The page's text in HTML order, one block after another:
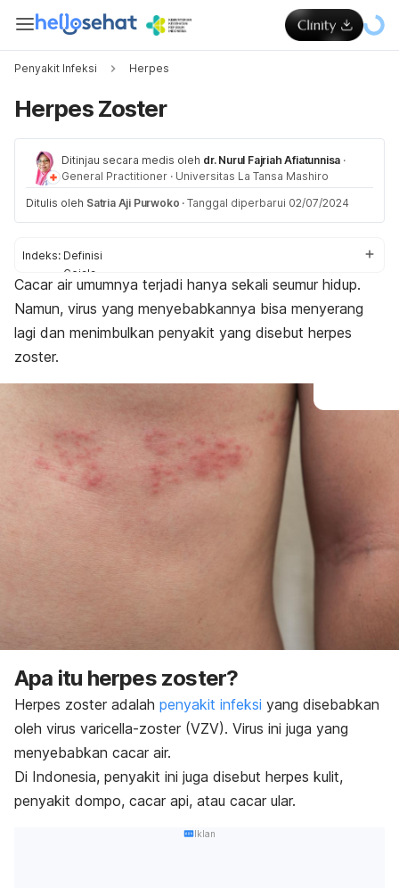
Penyakit Infeksi Herpes
Herpes Zoster
Ditinjau secara medis oleh dr. Nurul Fajriah Afiatunnisa ·
General Practitioner · Universitas La Tansa Mashiro
Ditulis oleh Satria Aji Purwoko · Tanggal diperbarui 02/07/2024
Indeks: Definisi
Gejala
Penyebab
Faktor risiko
Komplikasi
Pencegahan
Cacar air umumnya terjadi hanya sekali seumur hidup.
Namun, virus yang menyebabkannya bisa menyerang
lagi dan menimbulkan penyakit yang disebut herpes
zoster.
Apa itu herpes zoster?
Herpes zoster adalah penyakit infeksi yang disebabkan
oleh virus varicella-zoster (VZV). Virus ini juga yang
menyebabkan cacar air.
Di Indonesia, penyakit ini juga disebut herpes kulit,
penyakit dompo, cacar api, atau cacar ular.
Iklan